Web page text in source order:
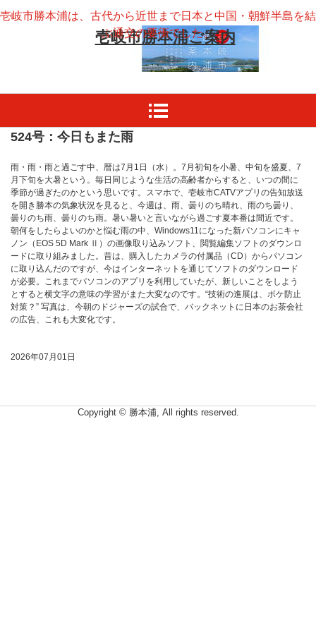
壱岐市勝本浦ご案内
壱岐市勝本浦は、古代から近世まで日本と中国・朝鮮半島を結
ぶ通交の要衝でした。
524号：今日もまた雨
雨・雨・雨と過ごす中、暦は7月1日（水）。7月初旬を小暑、中旬を盛夏、7
月下旬を大暑という。毎日同じような生活の高齢者からすると、いつの間に
季節が過ぎたのかという思いです。スマホで、壱岐市CATVアプリの告知放送
を開き勝本の気象状況を見ると、今週は、雨、曇りのち晴れ、雨のち曇り、
曇りのち雨、曇りのち雨。暑い暑いと言いながら過ごす夏本番は間近です。
朝何をしたらよいのかと悩む雨の中、Windows11になった新パソコンにキャ
ノン（EOS 5D Mark Ⅱ）の画像取り込みソフト、閲覧編集ソフトのダウンロ
ードに取り組みました。昔は、購入したカメラの付属品（CD）からパソコン
に取り込んだのですが、今はインターネットを通じてソフトのダウンロード
が必要。これまでパソコンのアプリを利用していたが、新しいことをしよう
とすると横文字の意味の学習がまた大変なのです。“技術の進展は、ボケ防止
対策？” 写真は、今朝のドジャーズの試合で、バックネットに日本のお茶会社
の広告、これも大変化です。
2026年07月01日
Copyright © 勝本浦, All rights reserved.